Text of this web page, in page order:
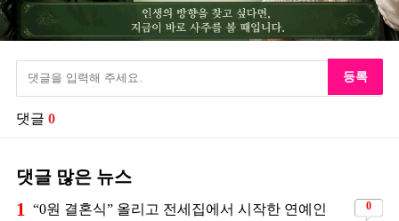
등록
댓글 0
댓글 많은 뉴스
1 “0원 결혼식” 올리고 전세집에서 시작한 연예인 0